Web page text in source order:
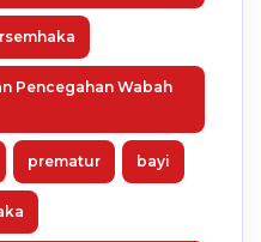
rsemhaka
Pencegahan Wabah
prematur bayi